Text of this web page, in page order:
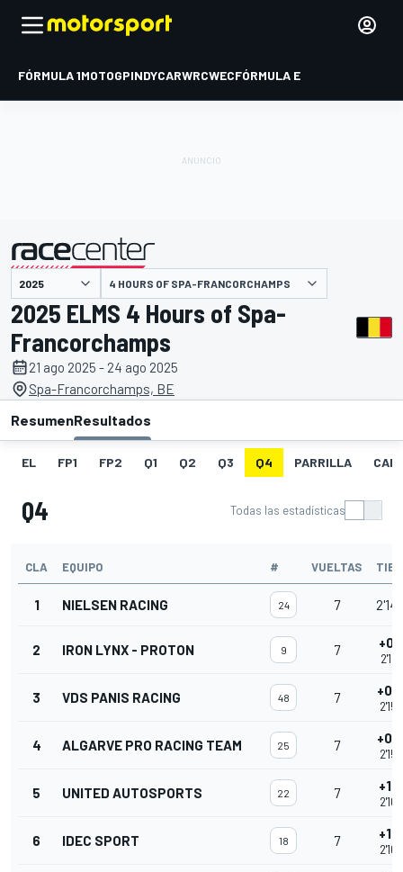
FÓRMULA 1MOTOGPINDYCARWRCWECFÓRMULA E
presentado por 4 HOURS OF SPA-FRANCORCHAMPS
2025 ELMS 4 Hours of Spa-
Francorchamps
21 ago 2025 - 24 ago 2025
Spa-Francorchamps, BE
ResumenResultados
EL FP1 FP2 Q1 Q2 Q3 Q4 PARRILLA
Q4 Todas las estadísticas
CLA EQUIPO # VUELTAS
1 NIELSEN RACING 24 7
2 IRON LYNX - PROTON 9 7
3 VDS PANIS RACING 48 7
4 ALGARVE PRO RACING TEAM 25 7
5 UNITED AUTOSPORTS 22 7
6 IDEC SPORT 18 7